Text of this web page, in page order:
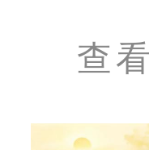
绪低落，均易使
持心情舒畅，放
成代谢压力加大
查